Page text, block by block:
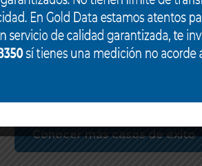
Conocer más casos de éxito